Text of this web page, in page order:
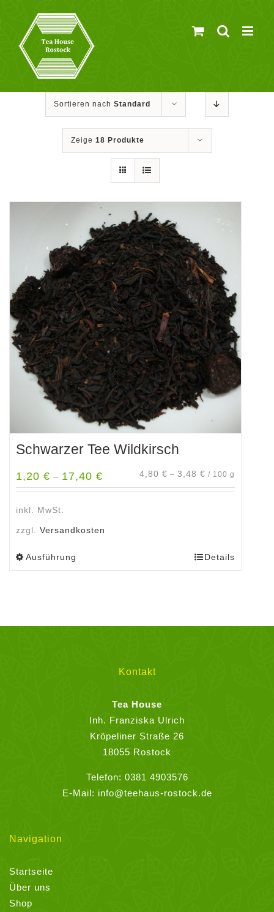
springen
Sortieren nach Standard
Zeige 18 Produkte
Schwarzer Tee Wildkirsch
1,20 € – 17,40 € 4,80 € – 3,48 € / 100 g
inkl. MwSt.
zzgl. Versandkosten
Ausführung
der
Produktseite
gewählt
Details
Kontakt
Tea House
Inh. Franziska Ulrich
Kröpeliner Straße 26
18055 Rostock
Telefon: 0381 4903576
E-Mail: info@teehaus-rostock.de
Navigation
Startseite
Über uns
Shop